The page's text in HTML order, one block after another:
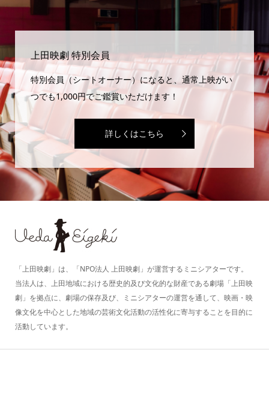
上田映劇 特別会員
特別会員（シートオーナー）になると、通常上映がい
つでも1,000円でご鑑賞いただけます！
詳しくはこちら
「上田映劇」は、「NPO法人 上田映劇」が運営するミニシアターです。
当法人は、上田地域における歴史的及び文化的な財産である劇場「上田映
劇」を拠点に、劇場の保存及び、ミニシアターの運営を通して、映画・映
像文化を中心とした地域の芸術文化活動の活性化に寄与することを目的に
活動しています。